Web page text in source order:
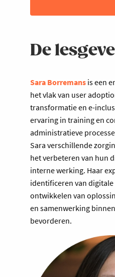
ze de zorg
werkdruk te
Sprekers
Daan Annemans
Borremans (Digital
Datum
Dinsdag 6 oktober
Locatie
Voka - KvK Vlaams-
Leuven | Tiensevest
De
Sara Borremans is een
het vlak van user
transformatie en e-
ervaring in training en
administratieve
Sara verschillende
het verbeteren van hun
interne werking. Haar
identificeren van
ontwikkelen van
en samenwerking
bevorderen.